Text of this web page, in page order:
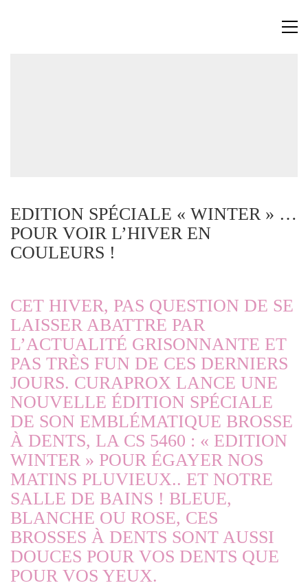
EDITION SPÉCIALE « WINTER » …
POUR VOIR L’HIVER EN
COULEURS !
CET HIVER, PAS QUESTION DE SE
LAISSER ABATTRE PAR
L’ACTUALITÉ GRISONNANTE ET
PAS TRÈS FUN DE CES DERNIERS
JOURS. CURAPROX LANCE UNE
NOUVELLE ÉDITION SPÉCIALE
DE SON EMBLÉMATIQUE BROSSE
À DENTS, LA CS 5460 : « EDITION
WINTER » POUR ÉGAYER NOS
MATINS PLUVIEUX.. ET NOTRE
SALLE DE BAINS ! BLEUE,
BLANCHE OU ROSE, CES
BROSSES À DENTS SONT AUSSI
DOUCES POUR VOS DENTS QUE
POUR VOS YEUX.